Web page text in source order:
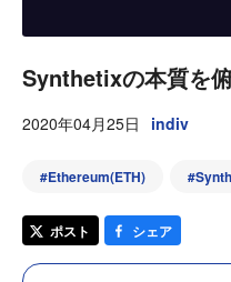
Synthetixの本質を
2020年04月25日 indiv
#Ethereum(ETH) #
ポスト シェア